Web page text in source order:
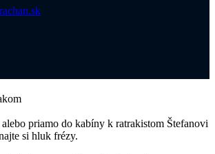
priamo do kabíny k ratrakistom Štefanovi
si hluk frézy.